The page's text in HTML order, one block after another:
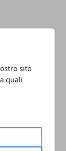
sito
quali